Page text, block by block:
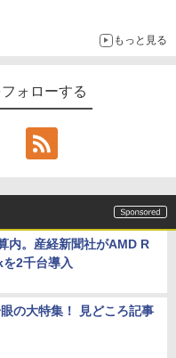
もっと見る
ォローする
内。産経新聞社がAMD R
2千台導入
の大特集！ 見どころ記事